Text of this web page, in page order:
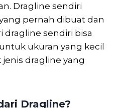
Dragline sendiri
pernah dibuat dan
dragline sendiri bisa
ukuran yang kecil
dragline yang
Dragline?